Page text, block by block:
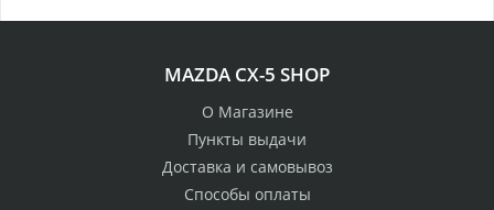
MAZDA CX-5 SHOP
О Магазине
Пункты выдачи
Доставка и самовывоз
Способы оплаты